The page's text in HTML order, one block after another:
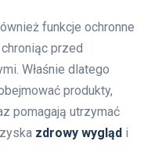
funkcje ochronne
przed
Właśnie dlatego
produkty,
pomagają utrzymać
zdrowy wygląd i